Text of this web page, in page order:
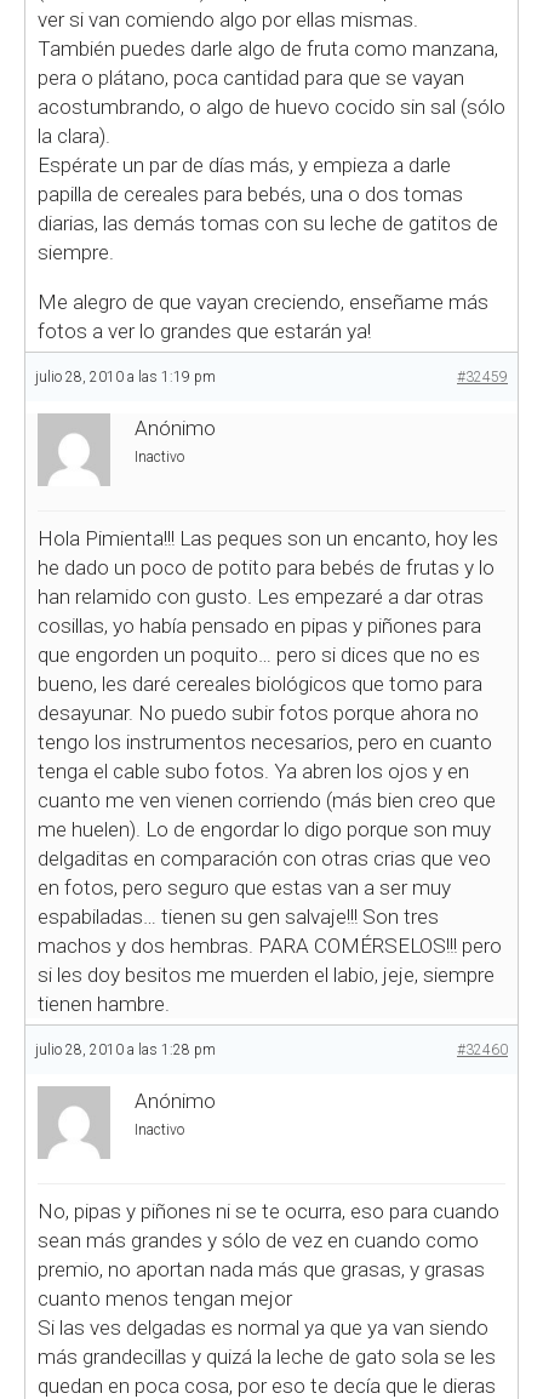
ver si van comiendo algo por ellas mismas.
También puedes darle algo de fruta como manzana,
pera o plátano, poca cantidad para que se vayan
acostumbrando, o algo de huevo cocido sin sal (sólo
la clara).
Espérate un par de días más, y empieza a darle
papilla de cereales para bebés, una o dos tomas
diarias, las demás tomas con su leche de gatitos de
siempre.
Me alegro de que vayan creciendo, enseñame más
fotos a ver lo grandes que estarán ya!
julio 28, 2010 a las 1:19 pm #32459
Anónimo
Inactivo
Hola Pimienta!!! Las peques son un encanto, hoy les
he dado un poco de potito para bebés de frutas y lo
han relamido con gusto. Les empezaré a dar otras
cosillas, yo había pensado en pipas y piñones para
que engorden un poquito… pero si dices que no es
bueno, les daré cereales biológicos que tomo para
desayunar. No puedo subir fotos porque ahora no
tengo los instrumentos necesarios, pero en cuanto
tenga el cable subo fotos. Ya abren los ojos y en
cuanto me ven vienen corriendo (más bien creo que
me huelen). Lo de engordar lo digo porque son muy
delgaditas en comparación con otras crias que veo
en fotos, pero seguro que estas van a ser muy
espabiladas… tienen su gen salvaje!!! Son tres
machos y dos hembras. PARA COMÉRSELOS!!! pero
si les doy besitos me muerden el labio, jeje, siempre
tienen hambre.
julio 28, 2010 a las 1:28 pm #32460
Anónimo
Inactivo
No, pipas y piñones ni se te ocurra, eso para cuando
sean más grandes y sólo de vez en cuando como
premio, no aportan nada más que grasas, y grasas
cuanto menos tengan mejor
Si las ves delgadas es normal ya que ya van siendo
más grandecillas y quizá la leche de gato sola se les
quedan en poca cosa, por eso te decía que le dieras